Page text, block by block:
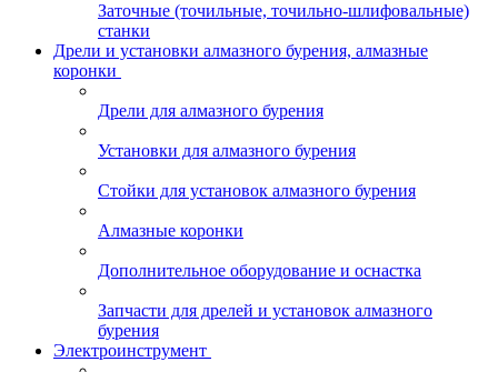
Заточные (точильные, точильно-шлифовальные)
станки
Дрели и установки алмазного бурения, алмазные
коронки
Дрели для алмазного бурения
Установки для алмазного бурения
Стойки для установок алмазного бурения
Алмазные коронки
Дополнительное оборудование и оснастка
Запчасти для дрелей и установок алмазного
бурения
Электроинструмент